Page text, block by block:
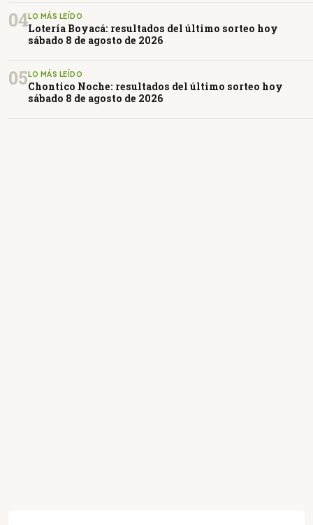
04LO MÁS LEÍDO
Lotería Boyacá: resultados del último sorteo hoy
sábado 8 de agosto de 2026
05 LO MÁS LEÍDO
Chontico Noche: resultados del último sorteo hoy
sábado 8 de agosto de 2026